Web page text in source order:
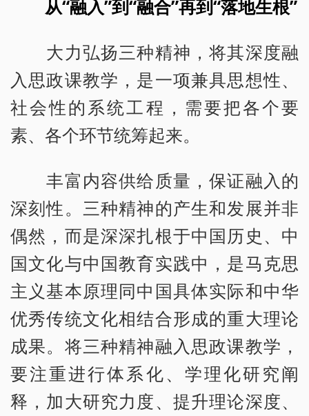
从“融入”到“融合”再到“落地生根”
大力弘扬三种精神，将其深度融
入思政课教学，是一项兼具思想性、
社会性的系统工程，需要把各个要
素、各个环节统筹起来。
丰富内容供给质量，保证融入的
深刻性。三种精神的产生和发展并非
偶然，而是深深扎根于中国历史、中
国文化与中国教育实践中，是马克思
主义基本原理同中国具体实际和中华
优秀传统文化相结合形成的重大理论
成果。将三种精神融入思政课教学，
要注重进行体系化、学理化研究阐
释，加大研究力度、提升理论深度、